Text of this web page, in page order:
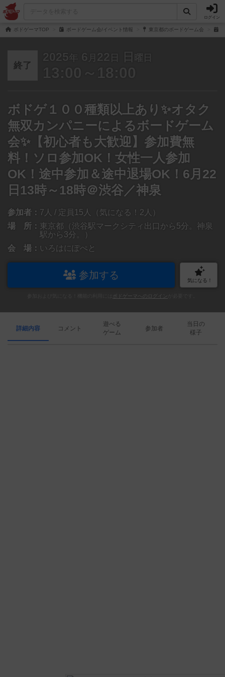
ログイン
ボドゲーマTOP ボードゲーム会/イベント情報 東京都のボードゲーム会
終了
2025 年 6 月 22 日 日 曜日
13:00～18:00
ボドゲ１００種類以上あり✨オタク
無双カンパニーによるボードゲーム
会✨【初心者も大歓迎】参加費無
料！ソロ参加OK！女性一人参加
OK！途中参加＆途中退場OK！6月22
日13時～18時＠渋谷／神泉
参加者： 7人 / 定員15人（気になる！2人）
場 所： 東京都（渋谷駅マークシティ出口から5分。神泉
駅から3分。）
会 場： いろはにぽぺと
参加する 気になる！
ボドゲーマへのログイン
詳細内容 コメント
遊べる
ゲーム
参加者
当日の
様子